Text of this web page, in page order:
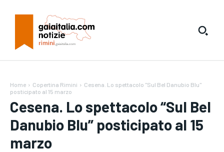
Home Copertina Rimini
Cesena. Lo spettacolo "Sul Bel Danubio Blu"
posticipato al 15 marzo
Cesena. Lo spettacolo “Sul Bel
Danubio Blu” posticipato al 15
marzo